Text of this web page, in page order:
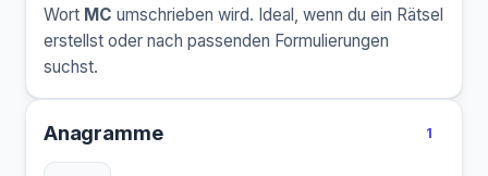
Wort MC umschrieben wird. Ideal, wenn du ein Rätsel
erstellst oder nach passenden Formulierungen
suchst.
Anagramme 1